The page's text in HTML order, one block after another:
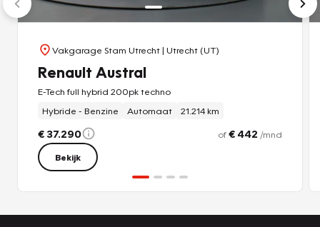
Vakgarage Stam Utrecht| Utrecht (UT)
Renault Austral
E-Tech full hybrid 200pk techno
Hybride - Benzine
Automaat 21.214 km
€ 37.290 of€ 442 /mnd
Bekijk